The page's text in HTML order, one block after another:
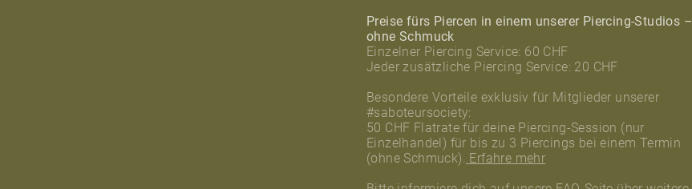
Preise fürs Piercen in einem unserer Piercing-Studios –
ohne Schmuck
Einzelner Piercing Service: 60 CHF
Jeder zusätzliche Piercing Service: 20 CHF
Besondere Vorteile exklusiv für Mitglieder unserer
#saboteursociety:
50 CHF Flatrate für deine Piercing-Session (nur
Einzelhandel) für bis zu 3 Piercings bei einem Termin
(ohne Schmuck). Erfahre mehr